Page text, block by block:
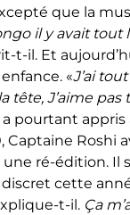
que la
il y avait tout
t-il. Et
«J’ai
tête, J’aime pas
a pourtant
Captaine Roshi
ré-édition. Il
cette
t-il.Ça